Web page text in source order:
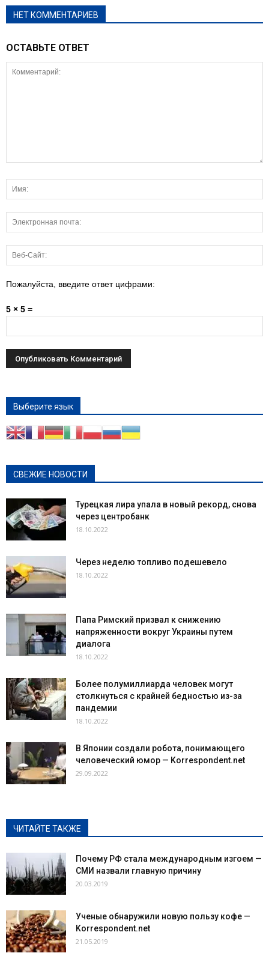
НЕТ КОММЕНТАРИЕВ
ОСТАВЬТЕ ОТВЕТ
Пожалуйста, введите ответ цифрами:
5 × 5 =
Выберите язык
СВЕЖИЕ НОВОСТИ
Турецкая лира упала в новый рекорд, снова
через центробанк
18.10.2022
Через неделю топливо подешевело
18.10.2022
Папа Римский призвал к снижению
напряженности вокруг Украины путем
диалога
18.10.2022
Более полумиллиарда человек могут
столкнуться с крайней бедностью из-за
пандемии
18.10.2022
В Японии создали робота, понимающего
человеческий юмор — Korrespondent.net
29.09.2022
ЧИТАЙТЕ ТАКЖЕ
Почему РФ стала международным изгоем —
СМИ назвали главную причину
20.03.2019
Ученые обнаружили новую пользу кофе —
Korrespondent.net
21.05.2019